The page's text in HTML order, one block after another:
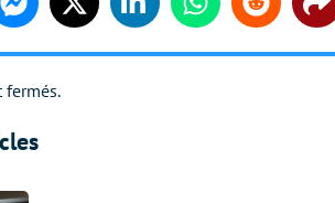
MessengerTwitter LinkedinWhatsappReddit
fermés.